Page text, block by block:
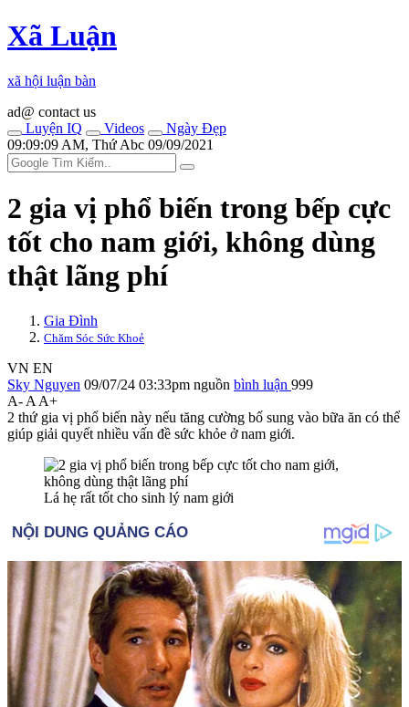
Xã Luận
xã hội luận bàn
ad@ contact us
Luyện IQ
Videos
Ngày Đẹp
09:09:09 AM, Thứ Abc 09/09/2021
2 gia vị phổ biến trong bếp cực
tốt cho nam giới, không dùng
thật lãng phí
Gia Đình
Chăm Sóc Sức Khoẻ
VN EN
Sky Nguyen 09/07/24 03:33pm nguồn bình luận 999
A- A A+
2 thứ gia vị phổ biến này nếu tăng cường bố sung vào bữa ăn có thể
giúp giải quyết nhiều vấn đề sức khỏe ở nam giới.
Lá hẹ rất tốt cho sinh lý nam giới